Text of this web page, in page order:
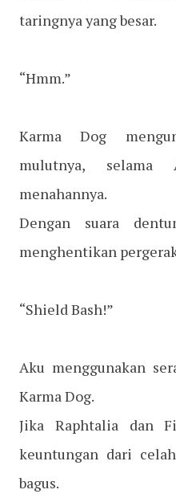
taringnya yang besar.
“Hmm.”
Karma Dog
mulutnya, selama
menahannya.
Dengan suara
menghentikan
“Shield Bash!”
Aku menggunakan
Karma Dog.
Jika Raphtalia dan
keuntungan dari
bagus.